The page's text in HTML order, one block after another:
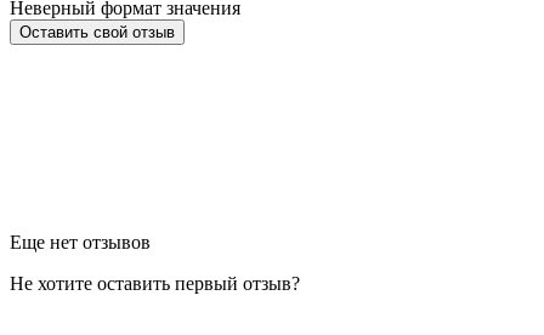
Неверный формат значения
Еще нет отзывов
Не хотите оставить первый отзыв?